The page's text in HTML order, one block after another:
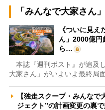
「みんなで大家さん
《ついに見
ん」2000億円
ら…
本誌『週刊ポスト』が追及
大家さん」がいよいよ最終局
【独走スクープ・みんな
ジェクト”の計画変更の裏